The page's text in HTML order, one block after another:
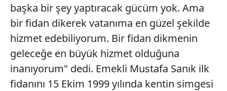
başka bir şey yaptıracak gücüm yok. Ama
bir fidan dikerek vatanıma en güzel şekilde
hizmet edebiliyorum. Bir fidan dikmenin
geleceğe en büyük hizmet olduğuna
inanıyorum" dedi. Emekli Mustafa Sanık ilk
fidanını 15 Ekim 1999 yılında kentin simgesi